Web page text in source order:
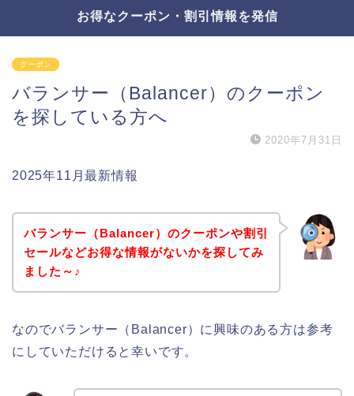
お得なクーポン・割引情報を発信
クーポン
バランサー（Balancer）のクーポン
を探している方へ
2020年7月31日
2025年11月最新情報
バランサー（Balancer）のクーポンや割引
セールなどお得な情報がないかを探してみ
ました～♪
なのでバランサー（Balancer）に興味のある方は参考
にしていただけると幸いです。